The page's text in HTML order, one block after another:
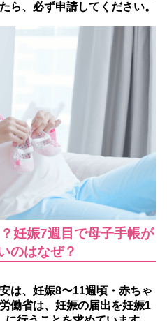
ら、必ず申請してください。
妊娠7週目で母子手帳が
のはなぜ？
は、妊娠8〜11週頃・赤ちゃ
働省は、妊娠の届出を妊娠1